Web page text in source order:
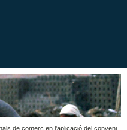
de comerç en l'aplicació del conveni